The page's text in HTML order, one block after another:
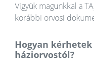
Vigyük magunkkal a
korábbi orvosi
Hogyan
háziorvostól?